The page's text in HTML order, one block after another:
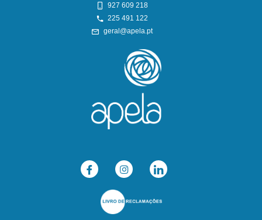
927 609 218
225 491 122
geral@apela.pt